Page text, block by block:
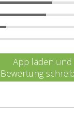
App laden und
Bewertung